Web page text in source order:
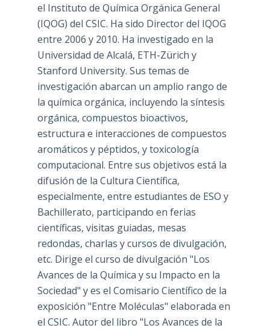
el Instituto de Química Orgánica General
(IQOG) del CSIC. Ha sido Director del IQOG
entre 2006 y 2010. Ha investigado en la
Universidad de Alcalá, ETH-Zürich y
Stanford University. Sus temas de
investigación abarcan un amplio rango de
la química orgánica, incluyendo la síntesis
orgánica, compuestos bioactivos,
estructura e interacciones de compuestos
aromáticos y péptidos, y toxicología
computacional. Entre sus objetivos está la
difusión de la Cultura Científica,
especialmente, entre estudiantes de ESO y
Bachillerato, participando en ferias
científicas, visitas guiadas, mesas
redondas, charlas y cursos de divulgación,
etc. Dirige el curso de divulgación "Los
Avances de la Química y su Impacto en la
Sociedad" y es el Comisario Científico de la
exposición "Entre Moléculas" elaborada en
el CSIC. Autor del libro "Los Avances de la